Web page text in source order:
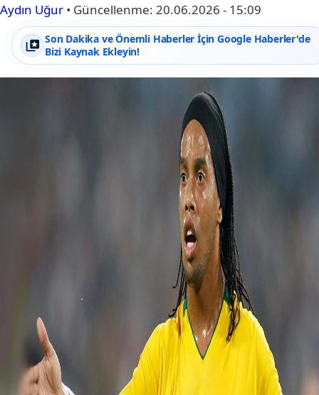
Aydın Uğur • Güncellenme: 20.06.2026 - 15:09
Son Dakika ve Önemli Haberler İçin Google Haberler'de
Bizi Kaynak Ekleyin!